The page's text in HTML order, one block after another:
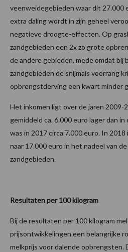
veenweidegebieden waar dit 27.000
extra daling wordt in zijn geheel
negatieve droogte-effecten. Op
zandgebieden een 2x zo grote
de andere gebieden, mede omdat bij
zandgebieden de snijmais voorrang
opbrengstderving een kwart minder
Het inkomen ligt over de jaren 2009-
gemiddeld ca. 6.000 euro lager dan
was in 2017 circa 7.000 euro. In
naar 17.000 euro in het nadeel van
zandgebieden.
Resultaten per 100 kilogram
Bij de resultaten per 100 kilogram
prijsontwikkelingen een belangrijke
melkprijs voor dalende opbrengsten.